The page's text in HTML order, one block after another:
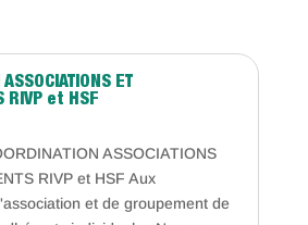
ET
RIVP et HSF
ASSOCIATIONS
RIVP et HSF Aux
et de groupement de